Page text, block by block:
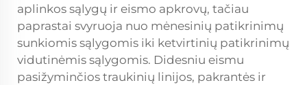
aplinkos sąlygų ir eismo apkrovų, tačiau
paprastai svyruoja nuo mėnesinių patikrinimų
sunkiomis sąlygomis iki ketvirtinių patikrinimų
vidutinėmis sąlygomis. Didesniu eismu
pasižyminčios traukinių linijos, pakrantės ir